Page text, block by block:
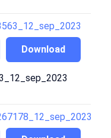
Download